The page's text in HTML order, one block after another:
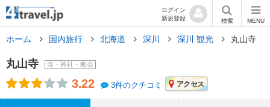
ログイン
新規登録
検索 MENU
ホーム 国内旅行 北海道 深川 深川 観光 丸山寺
丸山寺 寺・神社・教会
3.22 3件のクチコミ アクセス